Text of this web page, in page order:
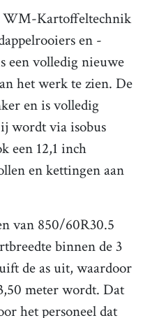
WM-Kartoffeltechnik
en -
een volledig nieuwe
het werk te zien. De
en is volledig
wordt via isobus
een 12,1 inch
en kettingen aan
van 850/60R30.5
binnen de 3
de as uit, waardoor
meter wordt. Dat
het personeel dat